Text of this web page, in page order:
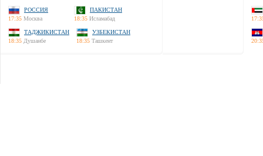
РОССИЯ
17:35 Москва
ПАКИСТАН
18:35 Исламабад
ТАДЖИКИСТАН
18:35 Душанбе
УЗБЕКИСТАН
18:35 Ташкент